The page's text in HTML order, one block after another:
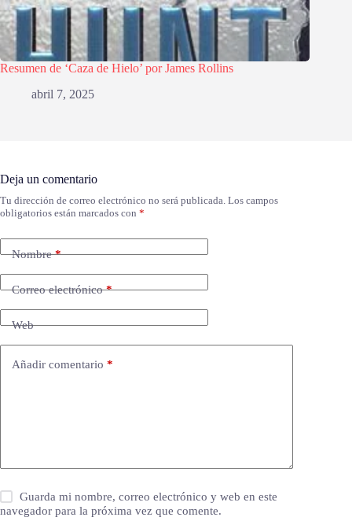
Resumen de ‘Caza de Hielo’ por James Rollins
abril 7, 2025
Deja un comentario
Tu dirección de correo electrónico no será publicada. Los campos
obligatorios están marcados con *
Nombre*
Correo electrónico*
Web
Añadir comentario *
Guarda mi nombre, correo electrónico y web en este
navegador para la próxima vez que comente.